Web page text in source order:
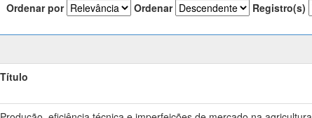
Ordenar por Ordenar Registro(s)
Título